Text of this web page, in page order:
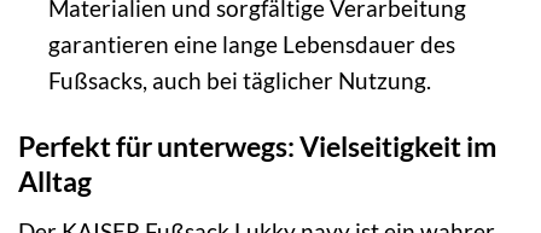
Materialien und sorgfältige Verarbeitung
garantieren eine lange Lebensdauer des
Fußsacks, auch bei täglicher Nutzung.
Perfekt für unterwegs: Vielseitigkeit im
Alltag